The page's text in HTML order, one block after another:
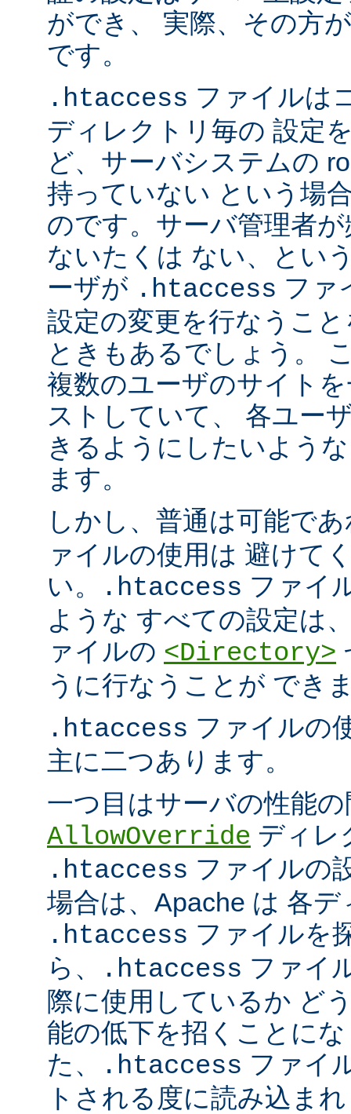
ができ、 実際、その方
です。
.htaccess ファイルは
ディレクトリ毎の 設定
ど、サーバシステムの
持っていない という場
のです。サーバ管理者
ないたくは ない、とい
ーザが .htaccess ファ
設定の変更を行なうこ
ときもあるでしょう。
複数のユーザのサイト
ストしていて、 各ユー
きるようにしたいよう
ます。
しかし、普通は可能で
ァイルの使用は 避けて
い。
.htaccess ファイ
ような すべての設定は
ァイルの <Directory>
うに行なうことが でき
.htaccess ファイルの
主に二つあります。
一つ目はサーバの性能
AllowOverride ディレ
.htaccess ファイルの
場合は、Apache は 各
.htaccess ファイルを
ら、
.htaccess ファイ
際に使用しているか ど
能の低下を招くことに
た、
.htaccess ファイ
トされる度に読み込ま